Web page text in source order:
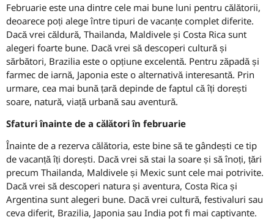
Februarie este una dintre cele mai bune luni pentru călătorii,
deoarece poți alege între tipuri de vacanțe complet diferite.
Dacă vrei căldură, Thailanda, Maldivele și Costa Rica sunt
alegeri foarte bune. Dacă vrei să descoperi cultură și
sărbători, Brazilia este o opțiune excelentă. Pentru zăpadă și
farmec de iarnă, Japonia este o alternativă interesantă. Prin
urmare, cea mai bună țară depinde de faptul că îți dorești
soare, natură, viață urbană sau aventură.
Sfaturi înainte de a călători în februarie
Înainte de a rezerva călătoria, este bine să te gândești ce tip
de vacanță îți dorești. Dacă vrei să stai la soare și să înoți, țări
precum Thailanda, Maldivele și Mexic sunt cele mai potrivite.
Dacă vrei să descoperi natura și aventura, Costa Rica și
Argentina sunt alegeri bune. Dacă vrei cultură, festivaluri sau
ceva diferit, Brazilia, Japonia sau India pot fi mai captivante.